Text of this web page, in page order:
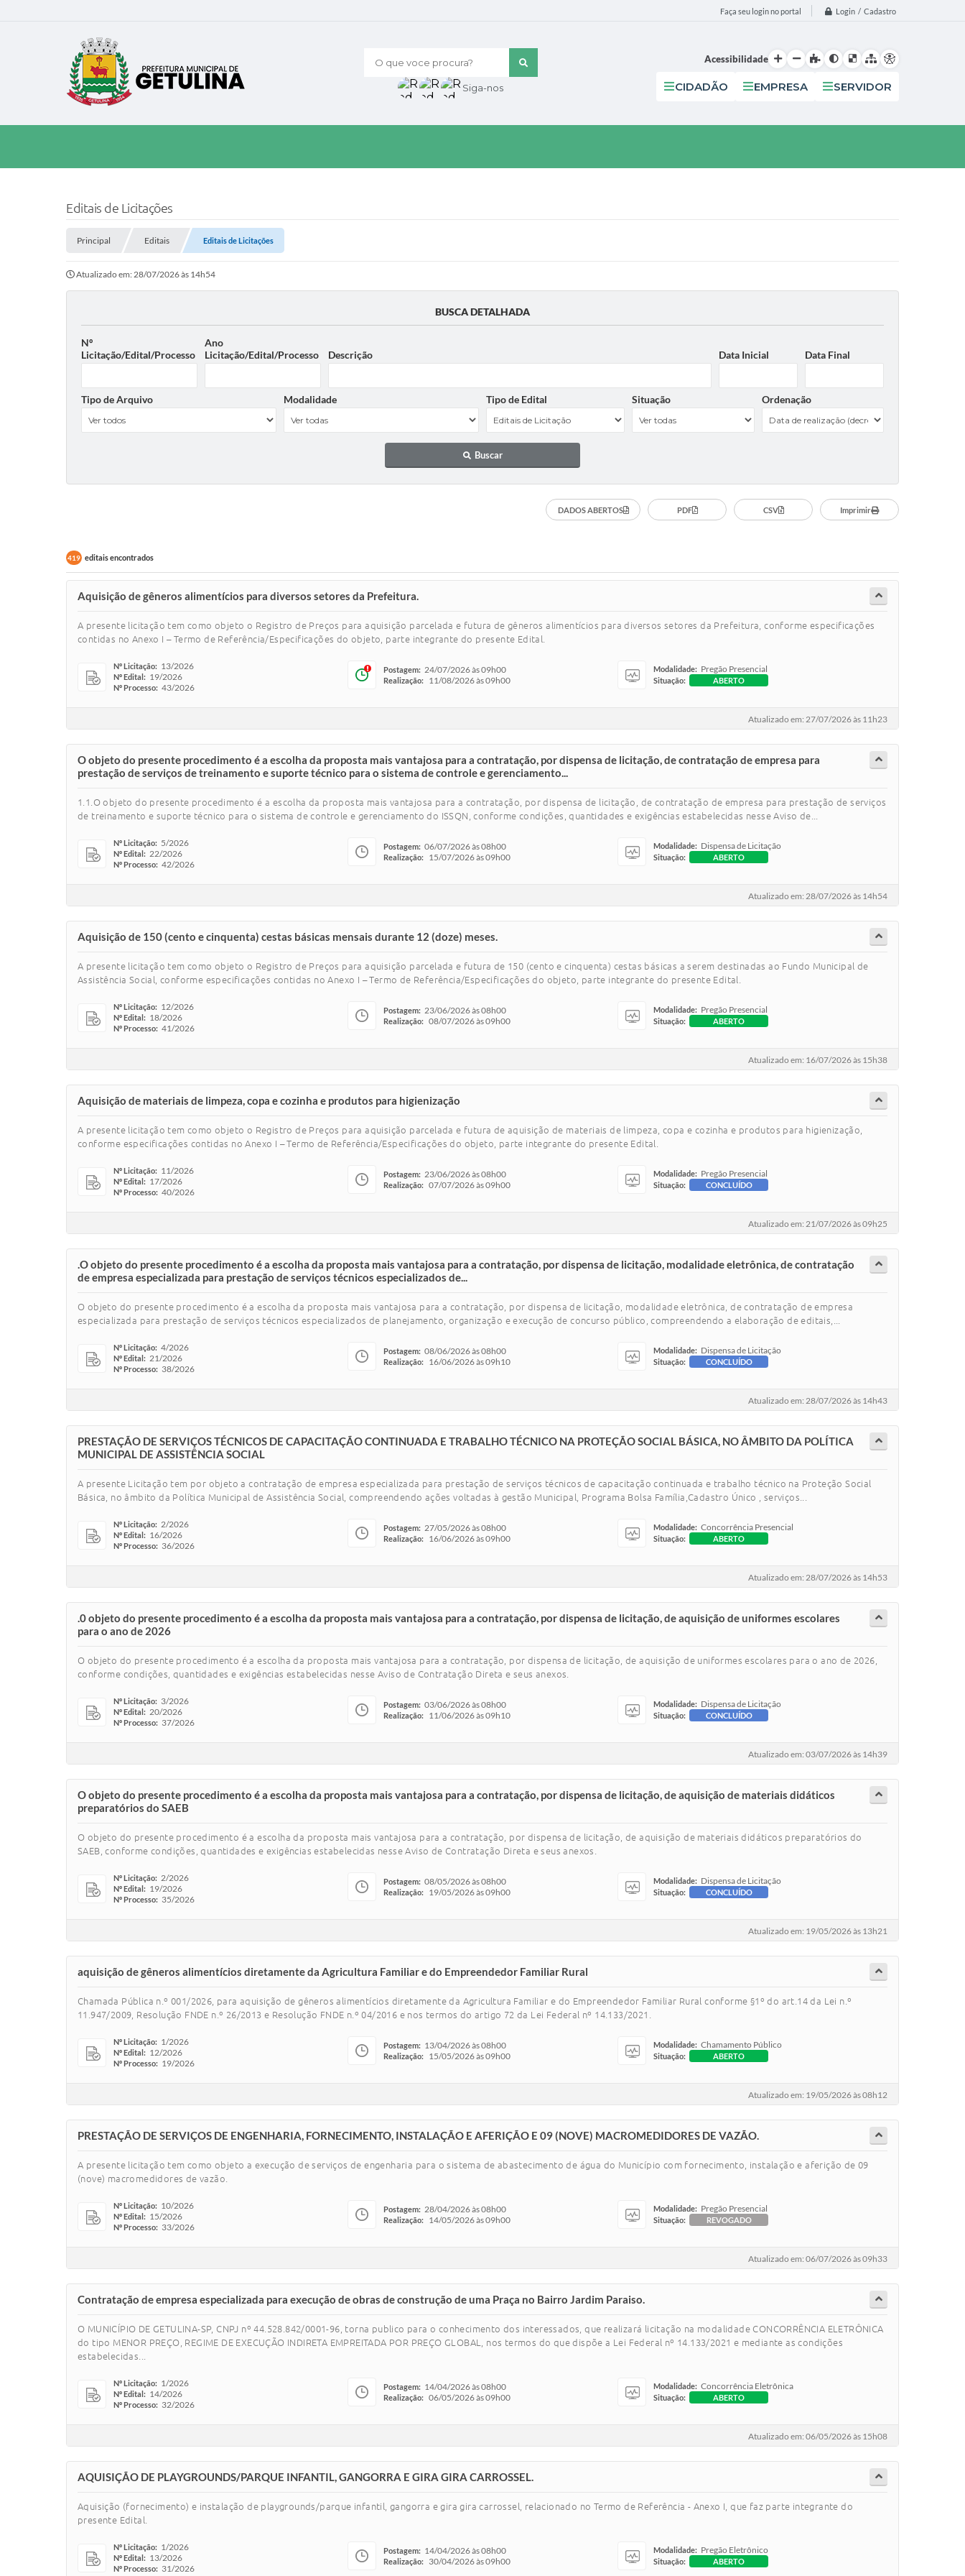
Faça seu login no portal Login / Cadastro
O que voce procura?
Siga-nos
Acessibilidade
CIDADÃO EMPRESA SERVIDOR
Editais de Licitações
Principal Editais Editais de Licitações
Atualizado em: 28/07/2026 às 14h54
BUSCA DETALHADA
Nº
Licitação/Edital/Processo
Ano
Licitação/Edital/Processo
Descrição Data Inicial Data Final
Tipo de Arquivo Modalidade Tipo de Edital Situação Ordenação
Buscar
DADOS ABERTOS PDF CSV Imprimir
419 editais encontrados
Aquisição de gêneros alimentícios para diversos setores da Prefeitura.
A presente licitação tem como objeto o Registro de Preços para aquisição parcelada e futura de gêneros alimentícios para diversos setores da Prefeitura, conforme especificações
contidas no Anexo I – Termo de Referência/Especificações do objeto, parte integrante do presente Edital.
Nº Licitação: 13/2026
Nº Edital: 19/2026
Nº Processo: 43/2026
Postagem: 24/07/2026 às 09h00
Realização: 11/08/2026 às 09h00
Modalidade: Pregão Presencial
Situação: ABERTO
Atualizado em: 27/07/2026 às 11h23
O objeto do presente procedimento é a escolha da proposta mais vantajosa para a contratação, por dispensa de licitação, de contratação de empresa para
prestação de serviços de treinamento e suporte técnico para o sistema de controle e gerenciamento...
1.1.O objeto do presente procedimento é a escolha da proposta mais vantajosa para a contratação, por dispensa de licitação, de contratação de empresa para prestação de serviços
de treinamento e suporte técnico para o sistema de controle e gerenciamento do ISSQN, conforme condições, quantidades e exigências estabelecidas nesse Aviso de...
Nº Licitação: 5/2026
Nº Edital: 22/2026
Nº Processo: 42/2026
Postagem: 06/07/2026 às 08h00
Realização: 15/07/2026 às 09h00
Modalidade: Dispensa de Licitação
Situação: ABERTO
Atualizado em: 28/07/2026 às 14h54
Aquisição de 150 (cento e cinquenta) cestas básicas mensais durante 12 (doze) meses.
A presente licitação tem como objeto o Registro de Preços para aquisição parcelada e futura de 150 (cento e cinquenta) cestas básicas a serem destinadas ao Fundo Municipal de
Assistência Social, conforme especificações contidas no Anexo I – Termo de Referência/Especificações do objeto, parte integrante do presente Edital.
Nº Licitação: 12/2026
Nº Edital: 18/2026
Nº Processo: 41/2026
Postagem: 23/06/2026 às 08h00
Realização: 08/07/2026 às 09h00
Modalidade: Pregão Presencial
Situação: ABERTO
Atualizado em: 16/07/2026 às 15h38
Aquisição de materiais de limpeza, copa e cozinha e produtos para higienização
A presente licitação tem como objeto o Registro de Preços para aquisição parcelada e futura de aquisição de materiais de limpeza, copa e cozinha e produtos para higienização,
conforme especificações contidas no Anexo I – Termo de Referência/Especificações do objeto, parte integrante do presente Edital.
Nº Licitação: 11/2026
Nº Edital: 17/2026
Nº Processo: 40/2026
Postagem: 23/06/2026 às 08h00
Realização: 07/07/2026 às 09h00
Modalidade: Pregão Presencial
Situação: CONCLUÍDO
Atualizado em: 21/07/2026 às 09h25
.O objeto do presente procedimento é a escolha da proposta mais vantajosa para a contratação, por dispensa de licitação, modalidade eletrônica, de contratação
de empresa especializada para prestação de serviços técnicos especializados de...
O objeto do presente procedimento é a escolha da proposta mais vantajosa para a contratação, por dispensa de licitação, modalidade eletrônica, de contratação de empresa
especializada para prestação de serviços técnicos especializados de planejamento, organização e execução de concurso público, compreendendo a elaboração de editais,...
Nº Licitação: 4/2026
Nº Edital: 21/2026
Nº Processo: 38/2026
Postagem: 08/06/2026 às 08h00
Realização: 16/06/2026 às 09h10
Modalidade: Dispensa de Licitação
Situação: CONCLUÍDO
Atualizado em: 28/07/2026 às 14h43
PRESTAÇÃO DE SERVIÇOS TÉCNICOS DE CAPACITAÇÃO CONTINUADA E TRABALHO TÉCNICO NA PROTEÇÃO SOCIAL BÁSICA, NO ÂMBITO DA POLÍTICA
MUNICIPAL DE ASSISTÊNCIA SOCIAL
A presente Licitação tem por objeto a contratação de empresa especializada para prestação de serviços técnicos de capacitação continuada e trabalho técnico na Proteção Social
Básica, no âmbito da Política Municipal de Assistência Social, compreendendo ações voltadas à gestão Municipal, Programa Bolsa Família,Cadastro Único , serviços...
Nº Licitação: 2/2026
Nº Edital: 16/2026
Nº Processo: 36/2026
Postagem: 27/05/2026 às 08h00
Realização: 16/06/2026 às 09h00
Modalidade: Concorrência Presencial
Situação: ABERTO
Atualizado em: 28/07/2026 às 14h53
.0 objeto do presente procedimento é a escolha da proposta mais vantajosa para a contratação, por dispensa de licitação, de aquisição de uniformes escolares
para o ano de 2026
O objeto do presente procedimento é a escolha da proposta mais vantajosa para a contratação, por dispensa de licitação, de aquisição de uniformes escolares para o ano de 2026,
conforme condições, quantidades e exigências estabelecidas nesse Aviso de Contratação Direta e seus anexos.
Nº Licitação: 3/2026
Nº Edital: 20/2026
Nº Processo: 37/2026
Postagem: 03/06/2026 às 08h00
Realização: 11/06/2026 às 09h10
Modalidade: Dispensa de Licitação
Situação: CONCLUÍDO
Atualizado em: 03/07/2026 às 14h39
O objeto do presente procedimento é a escolha da proposta mais vantajosa para a contratação, por dispensa de licitação, de aquisição de materiais didáticos
preparatórios do SAEB
O objeto do presente procedimento é a escolha da proposta mais vantajosa para a contratação, por dispensa de licitação, de aquisição de materiais didáticos preparatórios do
SAEB, conforme condições, quantidades e exigências estabelecidas nesse Aviso de Contratação Direta e seus anexos.
Nº Licitação: 2/2026
Nº Edital: 19/2026
Nº Processo: 35/2026
Postagem: 08/05/2026 às 08h00
Realização: 19/05/2026 às 09h00
Modalidade: Dispensa de Licitação
Situação: CONCLUÍDO
Atualizado em: 19/05/2026 às 13h21
aquisição de gêneros alimentícios diretamente da Agricultura Familiar e do Empreendedor Familiar Rural
Chamada Pública n.º 001/2026, para aquisição de gêneros alimentícios diretamente da Agricultura Familiar e do Empreendedor Familiar Rural conforme §1º do art.14 da Lei n.º
11.947/2009, Resolução FNDE n.º 26/2013 e Resolução FNDE n.º 04/2016 e nos termos do artigo 72 da Lei Federal nº 14.133/2021.
Nº Licitação: 1/2026
Nº Edital: 12/2026
Nº Processo: 19/2026
Postagem: 13/04/2026 às 08h00
Realização: 15/05/2026 às 09h00
Modalidade: Chamamento Público
Situação: ABERTO
Atualizado em: 19/05/2026 às 08h12
PRESTAÇÃO DE SERVIÇOS DE ENGENHARIA, FORNECIMENTO, INSTALAÇÃO E AFERIÇÃO E 09 (NOVE) MACROMEDIDORES DE VAZÃO.
A presente licitação tem como objeto a execução de serviços de engenharia para o sistema de abastecimento de água do Município com fornecimento, instalação e aferição de 09
(nove) macromedidores de vazão.
Nº Licitação: 10/2026
Nº Edital: 15/2026
Nº Processo: 33/2026
Postagem: 28/04/2026 às 08h00
Realização: 14/05/2026 às 09h00
Modalidade: Pregão Presencial
Situação: REVOGADO
Atualizado em: 06/07/2026 às 09h33
Contratação de empresa especializada para execução de obras de construção de uma Praça no Bairro Jardim Paraiso.
O MUNICÍPIO DE GETULINA-SP, CNPJ nº 44.528.842/0001-96, torna publico para o conhecimento dos interessados, que realizará licitação na modalidade CONCORRÊNCIA ELETRÔNICA
do tipo MENOR PREÇO, REGIME DE EXECUÇÃO INDIRETA EMPREITADA POR PREÇO GLOBAL, nos termos do que dispõe a Lei Federal nº 14.133/2021 e mediante as condições
estabelecidas...
Nº Licitação: 1/2026
Nº Edital: 14/2026
Nº Processo: 32/2026
Postagem: 14/04/2026 às 08h00
Realização: 06/05/2026 às 09h00
Modalidade: Concorrência Eletrônica
Situação: ABERTO
Atualizado em: 06/05/2026 às 15h08
AQUISIÇÃO DE PLAYGROUNDS/PARQUE INFANTIL, GANGORRA E GIRA GIRA CARROSSEL.
Aquisição (fornecimento) e instalação de playgrounds/parque infantil, gangorra e gira gira carrossel, relacionado no Termo de Referência - Anexo I, que faz parte integrante do
presente Edital.
Nº Licitação: 1/2026
Nº Edital: 13/2026
Nº Processo: 31/2026
Postagem: 14/04/2026 às 08h00
Realização: 30/04/2026 às 09h00
Modalidade: Pregão Eletrônico
Situação: ABERTO